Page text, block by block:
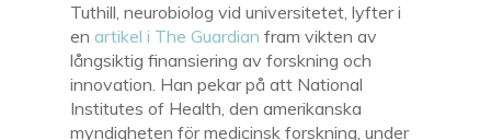
Tuthill, neurobiolog vid universitetet, lyfter i
en artikel i The Guardian fram vikten av
långsiktig finansiering av forskning och
innovation. Han pekar på att National
Institutes of Health, den amerikanska
myndigheten för medicinsk forskning, under